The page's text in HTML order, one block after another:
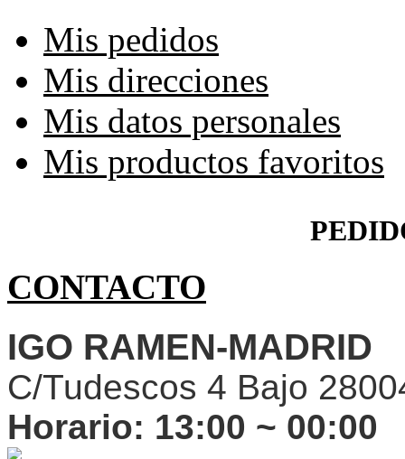
Mis pedidos
Mis direcciones
Mis datos personales
Mis productos favoritos
CONTACTO
IGO RAMEN-MADRID
C/Tudescos 4 Bajo
Horario: 13:00 ~ 00:00